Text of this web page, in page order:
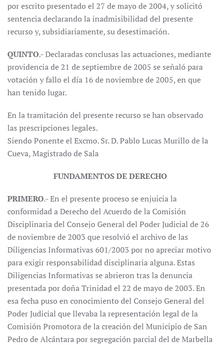
por escrito presentado el 27 de mayo de 2004, y solicitó
sentencia declarando la inadmisibilidad del presente
recurso y, subsidiariamente, su desestimación.
QUINTO.- Declaradas conclusas las actuaciones, mediante
providencia de 21 de septiembre de 2005 se señaló para
votación y fallo el día 16 de noviembre de 2005, en que
han tenido lugar.
En la tramitación del presente recurso se han observado
las prescripciones legales.
Siendo Ponente el Excmo. Sr. D. Pablo Lucas Murillo de la
Cueva, Magistrado de Sala
FUNDAMENTOS DE DERECHO
PRIMERO.- En el presente proceso se enjuicia la
conformidad a Derecho del Acuerdo de la Comisión
Disciplinaria del Consejo General del Poder Judicial de 26
de noviembre de 2003 que resolvió el archivo de las
Diligencias Informativas 601/2003 por no apreciar motivo
para exigir responsabilidad disciplinaria alguna. Estas
Diligencias Informativas se abrieron tras la denuncia
presentada por doña Trinidad el 22 de mayo de 2003. En
esa fecha puso en conocimiento del Consejo General del
Poder Judicial que llevaba la representación legal de la
Comisión Promotora de la creación del Municipio de San
Pedro de Alcántara por segregación parcial del de Marbella